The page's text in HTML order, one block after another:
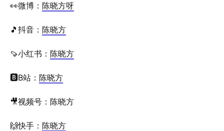
👀微博： 陈晓方呀
🎵抖音： 陈晓方
🍠小红书： 陈晓方
🅱️B站： 陈晓方
🎥视频号：陈晓方
🙌快手： 陈晓方